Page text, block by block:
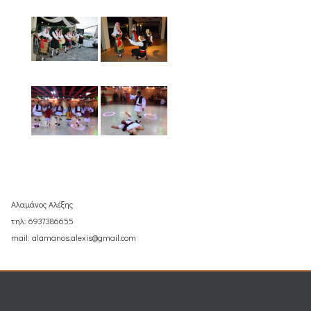
Αλαμάνος Αλέξης
τηλ: 6937386655
mail: alamanos.alexis@gmail.com